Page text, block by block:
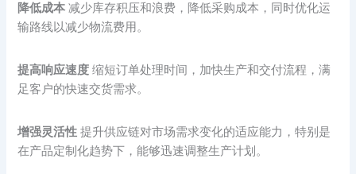
降低成本 减少库存积压和浪费，降低采购成本，同时优化运
输路线以减少物流费用。
提高响应速度 缩短订单处理时间，加快生产和交付流程，满
足客户的快速交货需求。
增强灵活性 提升供应链对市场需求变化的适应能力，特别是
在产品定制化趋势下，能够迅速调整生产计划。